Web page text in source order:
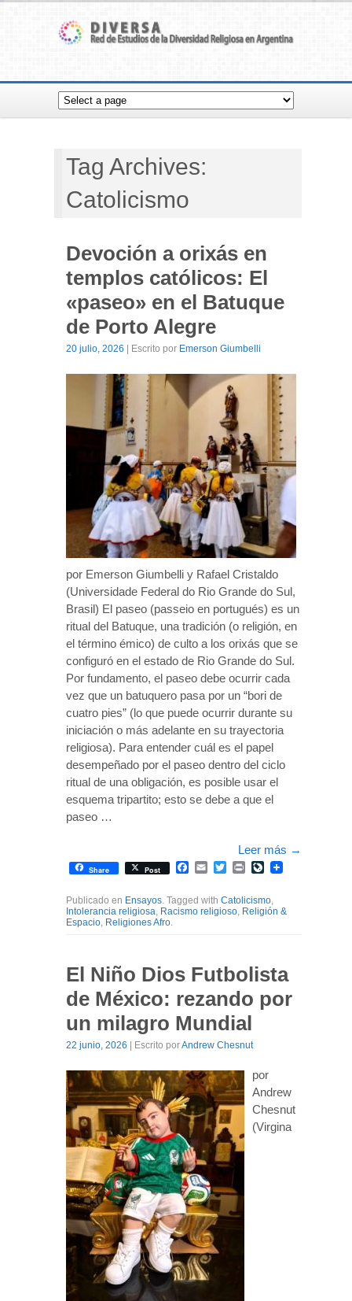
Tag Archives:
Catolicismo
Devoción a orixás en
templos católicos: El
«paseo» en el Batuque
de Porto Alegre
20 julio, 2026 | Escrito por Emerson Giumbelli
por Emerson Giumbelli y Rafael Cristaldo
(Universidade Federal do Rio Grande do Sul,
Brasil) El paseo (passeio en portugués) es un
ritual del Batuque, una tradición (o religión, en
el término émico) de culto a los orixás que se
configuró en el estado de Rio Grande do Sul.
Por fundamento, el paseo debe ocurrir cada
vez que un batuquero pasa por un “bori de
cuatro pies” (lo que puede ocurrir durante su
iniciación o más adelante en su trayectoria
religiosa). Para entender cuál es el papel
desempeñado por el paseo dentro del ciclo
ritual de una obligación, es posible usar el
esquema tripartito; esto se debe a que el
paseo …
Leer más →
Share Post Facebook
EmailTwitterPrintLiveJournal
Publicado en Ensayos. Tagged with Catolicismo,
Intolerancia religiosa, Racismo religioso, Religión &
Espacio, Religiones Afro.
El Niño Dios Futbolista
de México: rezando por
un milagro Mundial
22 junio, 2026 | Escrito porAndrew Chesnut
por
Andrew
Chesnut
(Virgina